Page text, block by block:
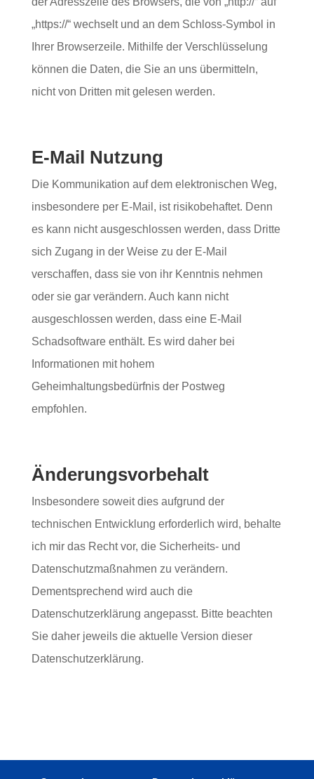
„https://“ wechselt und an dem Schloss-Symbol in
Ihrer Browserzeile. Mithilfe der Verschlüsselung
können die Daten, die Sie an uns übermitteln,
nicht von Dritten mit gelesen werden.
E-Mail Nutzung
Die Kommunikation auf dem elektronischen Weg,
insbesondere per E-Mail, ist risikobehaftet. Denn
es kann nicht ausgeschlossen werden, dass Dritte
sich Zugang in der Weise zu der E-Mail
verschaffen, dass sie von ihr Kenntnis nehmen
oder sie gar verändern. Auch kann nicht
ausgeschlossen werden, dass eine E-Mail
Schadsoftware enthält. Es wird daher bei
Informationen mit hohem
Geheimhaltungsbedürfnis der Postweg
empfohlen.
Änderungsvorbehalt
Insbesondere soweit dies aufgrund der
technischen Entwicklung erforderlich wird, behalte
ich mir das Recht vor, die Sicherheits- und
Datenschutzmaßnahmen zu verändern.
Dementsprechend wird auch die
Datenschutzerklärung angepasst. Bitte beachten
Sie daher jeweils die aktuelle Version dieser
Datenschutzerklärung.